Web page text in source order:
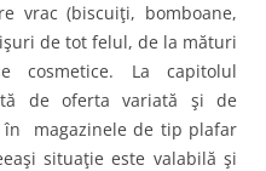
vrac (biscuiţi, bomboane,
de tot felul, de la mături
cosmetice. La capitolul
de oferta variată şi de
magazinele de tip plafar
situaţie este valabilă şi